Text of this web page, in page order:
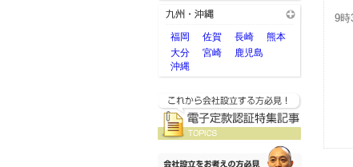
9時
福岡 佐賀 長崎
熊本
大分
宮崎
鹿児島
沖縄